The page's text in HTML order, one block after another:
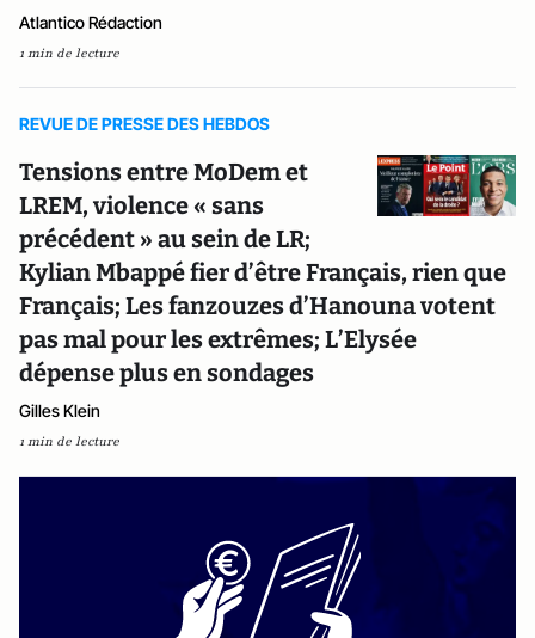
Atlantico Rédaction
1 min de lecture
REVUE DE PRESSE DES HEBDOS
Tensions entre MoDem et
LREM, violence « sans
précédent » au sein de LR;
Kylian Mbappé fier d’être Français, rien que
Français; Les fanzouzes d’Hanouna votent
pas mal pour les extrêmes; L’Elysée
dépense plus en sondages
Gilles Klein
1 min de lecture